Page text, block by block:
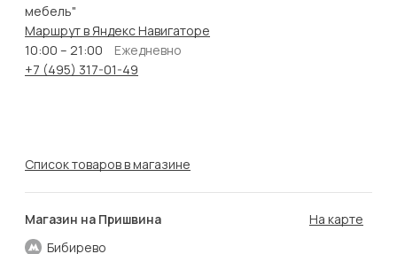
мебель"
Маршрут в Яндекс Навигаторе
10:00 – 21:00
Ежедневно
+7 (495) 317-01-49
Список товаров в магазине
Магазин на Пришвина
Бибирево
На карте